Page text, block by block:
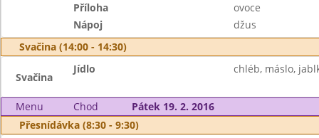
Příloha
ovoce
Nápoj
džus
Svačina (14:00 - 14:30)
Svačina
Jídlo chléb, máslo,
Menu Chod
Pátek 19. 2. 2016
Přesnídávka (8:30 - 9:30)